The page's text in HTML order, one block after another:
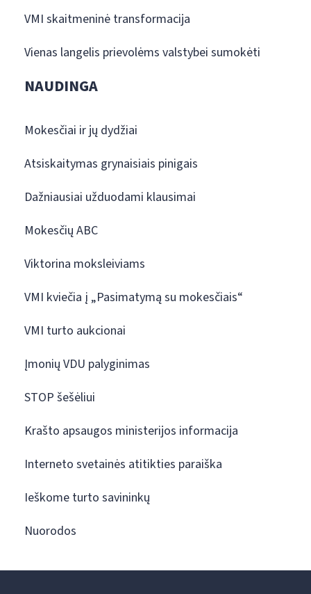
VMI skaitmeninė transformacija
Vienas langelis prievolėms valstybei sumokėti
NAUDINGA
Mokesčiai ir jų dydžiai
Atsiskaitymas grynaisiais pinigais
Dažniausiai užduodami klausimai
Mokesčių ABC
Viktorina moksleiviams
VMI kviečia į „Pasimatymą su mokesčiais“
VMI turto aukcionai
Įmonių VDU palyginimas
STOP šešėliui
Krašto apsaugos ministerijos informacija
Interneto svetainės atitikties paraiška
Ieškome turto savininkų
Nuorodos